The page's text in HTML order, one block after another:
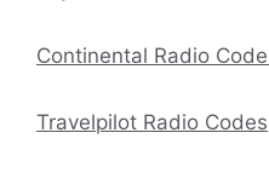
Continental Radio
Travelpilot Radio Codes